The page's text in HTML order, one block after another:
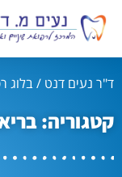
ד"ר נעים דנט /בלוג
קטגוריה: